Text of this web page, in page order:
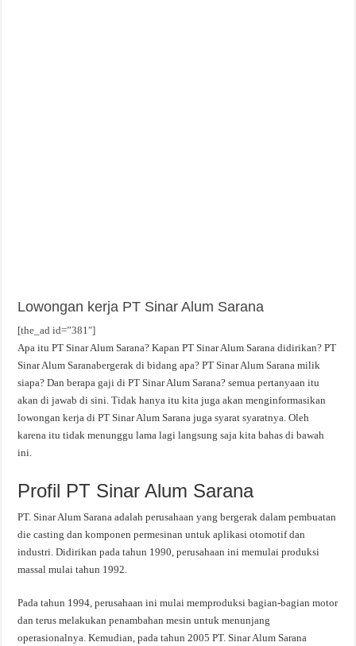
Lowongan kerja PT Sinar Alum Sarana
[the_ad id=”381″]
Apa itu PT Sinar Alum Sarana? Kapan PT Sinar Alum Sarana didirikan? PT
Sinar Alum Saranabergerak di bidang apa? PT Sinar Alum Sarana milik
siapa? Dan berapa gaji di PT Sinar Alum Sarana? semua pertanyaan itu
akan di jawab di sini. Tidak hanya itu kita juga akan menginformasikan
lowongan kerja di PT Sinar Alum Sarana juga syarat syaratnya. Oleh
karena itu tidak menunggu lama lagi langsung saja kita bahas di bawah
ini.
Profil PT Sinar Alum Sarana
PT. Sinar Alum Sarana adalah perusahaan yang bergerak dalam pembuatan
die casting dan komponen permesinan untuk aplikasi otomotif dan
industri. Didirikan pada tahun 1990, perusahaan ini memulai produksi
massal mulai tahun 1992.
Pada tahun 1994, perusahaan ini mulai memproduksi bagian-bagian motor
dan terus melakukan penambahan mesin untuk menunjang
operasionalnya. Kemudian, pada tahun 2005 PT. Sinar Alum Sarana